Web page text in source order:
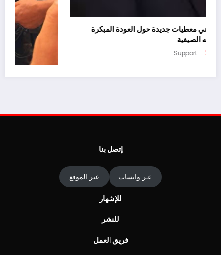
يسرّب تقرير إسباني معطيات جديدة حول العودة المبكرة
لأخنوش من عطلته الصيفية
أغسطس 4, 2026
إتصل بنا
عبر واتساب عبر الموقع
للإشهار
للنشر
فريق العمل